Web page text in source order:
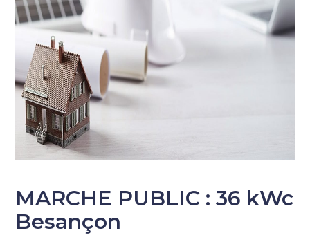
MARCHE PUBLIC : 36 kWc
Besançon